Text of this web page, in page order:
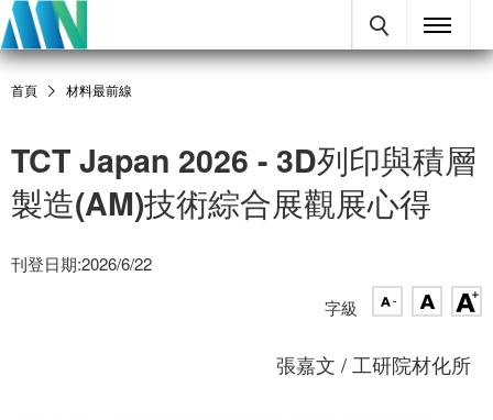
首頁 材料最前線
TCT Japan 2026 - 3D列印與積層
製造(AM)技術綜合展觀展心得
刊登日期:2026/6/22
字級
張嘉文 / 工研院材化所